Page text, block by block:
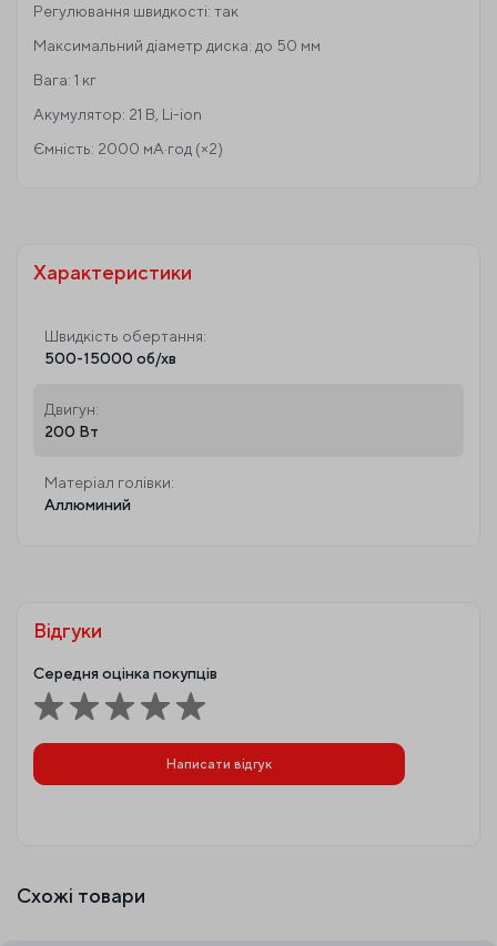
Регулювання швидкості: так
Максимальний діаметр диска: до 50 мм
Вага: 1 кг
Акумулятор: 21 В, Li-ion
Ємність: 2000 мА·год (×2)
Характеристики
Швидкість обертання:
500-15000 об/хв
Двигун:
200 Вт
Матеріал голівки:
Аллюминий
Відгуки
Середня оцінка покупців
Написати відгук
Схожі товари